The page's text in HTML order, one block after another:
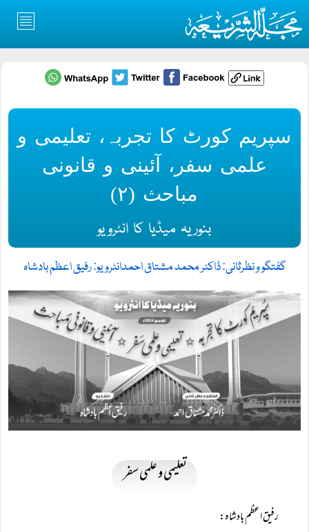
سپریم کورٹ کا تجربہ، تعلیمی و
علمی سفر، آئینی و قانونی
مباحث (۲)
بنوریہ میڈیا کا انٹرویو
گفتگو و نظرثانی: ڈاکٹر محمد مشتاق احمدانٹرویو: رفیق اعظم بادشاہ
تعلیمی و علمی سفر
رفیق اعظم بادشاہ: